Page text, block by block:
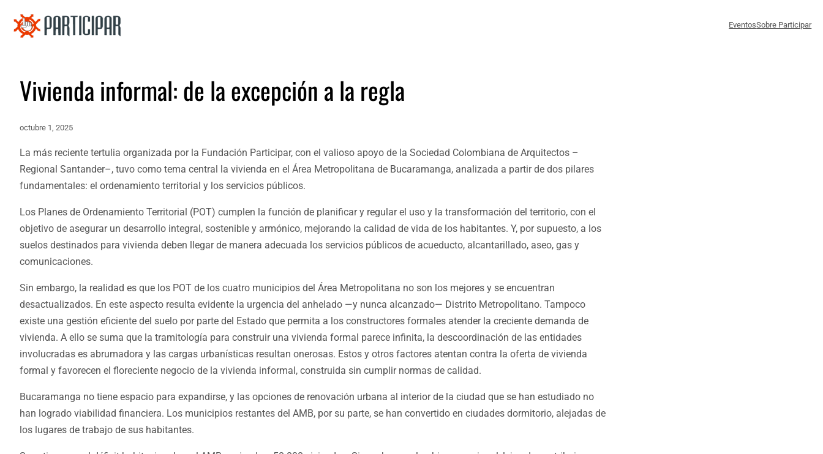
EventosSobre Participar
Vivienda informal: de la excepción a la regla
octubre 1, 2025
La más reciente tertulia organizada por la Fundación Participar, con el valioso apoyo de la Sociedad Colombiana de Arquitectos –
Regional Santander–, tuvo como tema central la vivienda en el Área Metropolitana de Bucaramanga, analizada a partir de dos pilares
fundamentales: el ordenamiento territorial y los servicios públicos.
Los Planes de Ordenamiento Territorial (POT) cumplen la función de planificar y regular el uso y la transformación del territorio, con el
objetivo de asegurar un desarrollo integral, sostenible y armónico, mejorando la calidad de vida de los habitantes. Y, por supuesto, a los
suelos destinados para vivienda deben llegar de manera adecuada los servicios públicos de acueducto, alcantarillado, aseo, gas y
comunicaciones.
Sin embargo, la realidad es que los POT de los cuatro municipios del Área Metropolitana no son los mejores y se encuentran
desactualizados. En este aspecto resulta evidente la urgencia del anhelado —y nunca alcanzado— Distrito Metropolitano. Tampoco
existe una gestión eficiente del suelo por parte del Estado que permita a los constructores formales atender la creciente demanda de
vivienda. A ello se suma que la tramitología para construir una vivienda formal parece infinita, la descoordinación de las entidades
involucradas es abrumadora y las cargas urbanísticas resultan onerosas. Estos y otros factores atentan contra la oferta de vivienda
formal y favorecen el floreciente negocio de la vivienda informal, construida sin cumplir normas de calidad.
Bucaramanga no tiene espacio para expandirse, y las opciones de renovación urbana al interior de la ciudad que se han estudiado no
han logrado viabilidad financiera. Los municipios restantes del AMB, por su parte, se han convertido en ciudades dormitorio, alejadas de
los lugares de trabajo de sus habitantes.